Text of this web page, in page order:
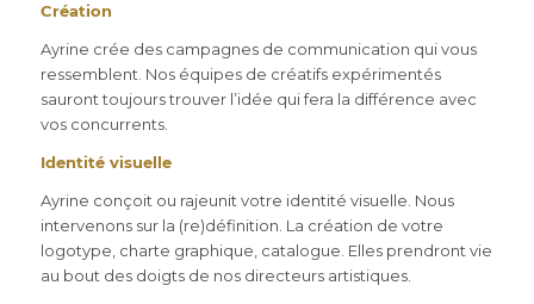
Création
Ayrine crée des campagnes de communication qui vous
ressemblent. Nos équipes de créatifs expérimentés
sauront toujours trouver l’idée qui fera la différence avec
vos concurrents.
Identité visuelle
Ayrine conçoit ou rajeunit votre identité visuelle. Nous
intervenons sur la (re)définition. La création de votre
logotype, charte graphique, catalogue. Elles prendront vie
au bout des doigts de nos directeurs artistiques.